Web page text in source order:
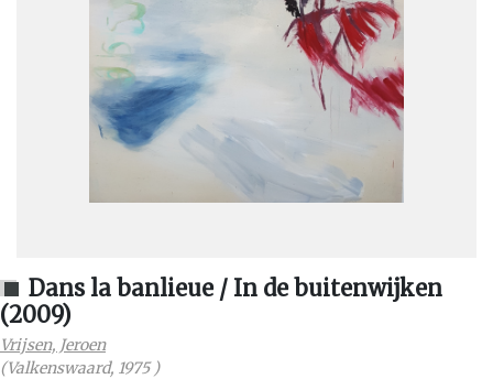
Dans la banlieue / In de buitenwijken
(2009)
Vrijsen, Jeroen
(Valkenswaard, 1975)